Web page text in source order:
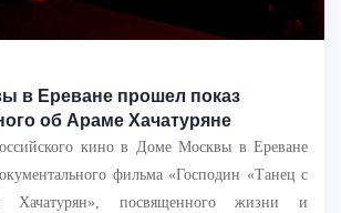
в Ереване прошел показ
об Араме Хачатуряне
кино в Доме Москвы в Ереване
фильма «Господин «Танец с
Хачатурян», посвященного жизни и